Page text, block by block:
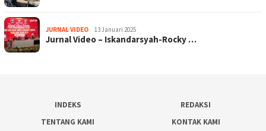
JURNAL VIDEO 13 Januari 2025
Jurnal Video – Iskandarsyah-Rocky …
INDEKS
REDAKSI
TENTANG KAMI
KONTAK KAMI